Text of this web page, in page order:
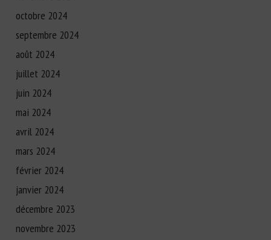
octobre 2024
septembre 2024
août 2024
juillet 2024
juin 2024
mai 2024
avril 2024
mars 2024
février 2024
janvier 2024
décembre 2023
novembre 2023